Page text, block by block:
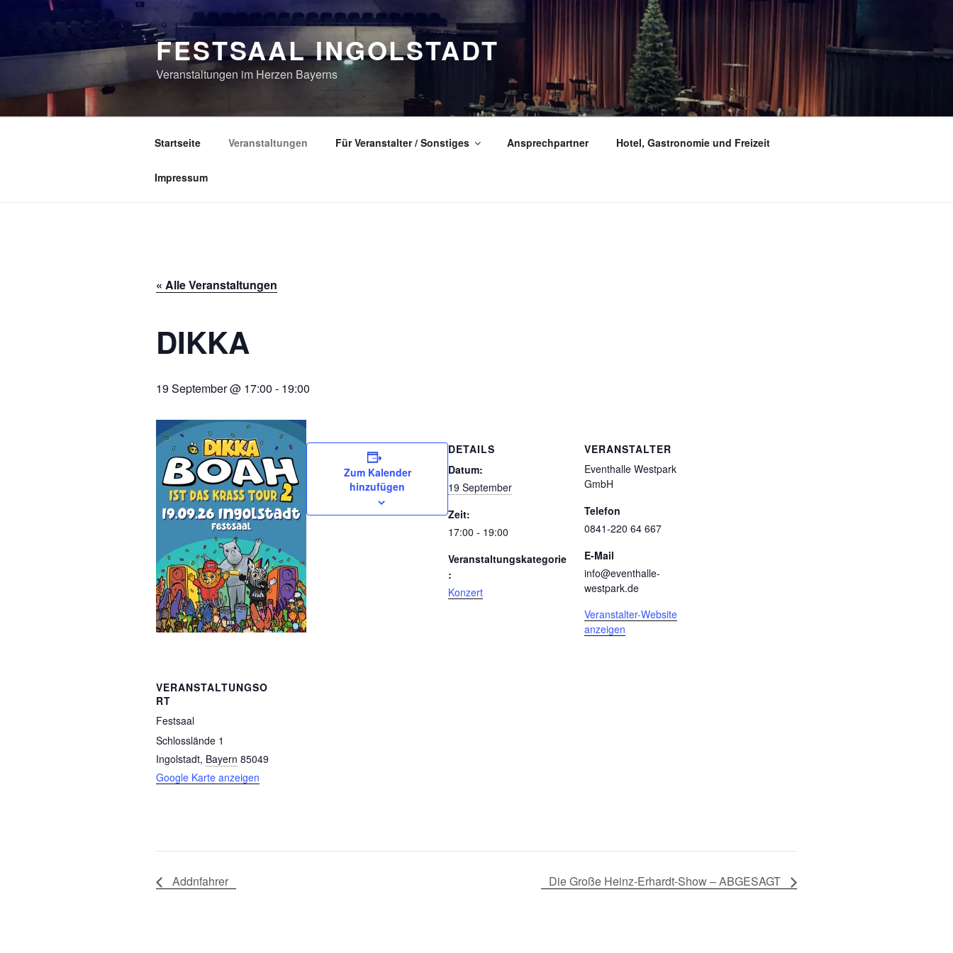
FESTSAAL INGOLSTADT
Veranstaltungen im Herzen Bayerns
Startseite Veranstaltungen Für Veranstalter / Sonstiges Ansprechpartner Hotel, Gastronomie und Freizeit
Impressum
« Alle Veranstaltungen
DIKKA
19 September @ 17:00 - 19:00
Zum Kalender
hinzufügen
DETAILS
Datum:
19 September
Zeit:
17:00 - 19:00
Veranstaltungskategorie
:
Konzert
VERANSTALTER
Eventhalle Westpark
GmbH
Telefon
0841-220 64 667
E-Mail
info@eventhalle-
westpark.de
Veranstalter-Website
anzeigen
VERANSTALTUNGSO
RT
Festsaal
Schlosslände 1
Ingolstadt, Bayern 85049
Google Karte anzeigen
Addnfahrer Die Große Heinz-Erhardt-Show – ABGESAGT